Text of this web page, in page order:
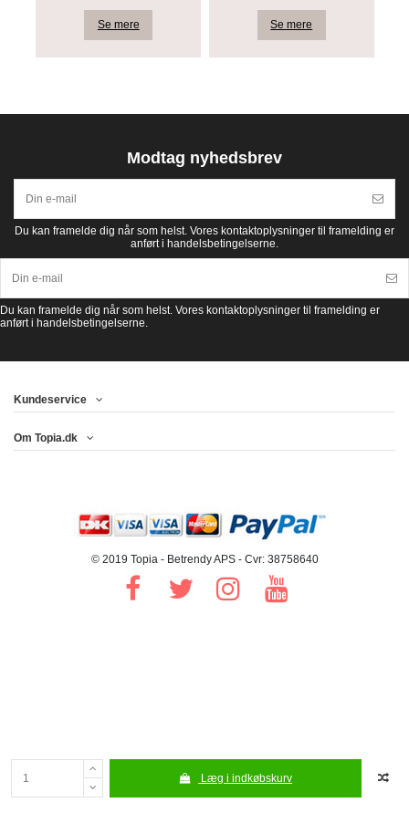
Læg i indkøbskurv
Se mere Se mere
Modtag nyhedsbrev
Du kan framelde dig når som helst. Vores kontaktoplysninger til framelding er
anført i handelsbetingelserne.
Du kan framelde dig når som helst. Vores kontaktoplysninger til framelding er
anført i handelsbetingelserne.
Kundeservice
Om Topia.dk
© 2019 Topia - Betrendy APS - Cvr: 38758640